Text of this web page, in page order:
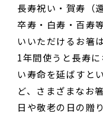
商品一覧
名入れ可能なお箸
結婚祝い・結婚記念日
長寿祝い・賀寿（還暦
ご夫婦・ご両親へ（夫婦
商品ピックアップ＆ト
お箸の魅力
お箸の選び方
名入れ箸のご紹介
長寿祝い・賀寿（
卒寿・白寿・百寿
いいただけるお箸
1年間使うと長寿
い寿命を延ばすと
ど、さまざまなお
日や敬老の日の贈